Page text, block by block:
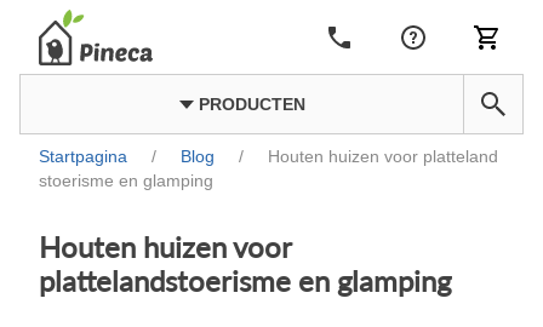
PRODUCTEN
Startpagina / Blog /
Houten huizen voor platteland
stoerisme en glamping
Houten huizen voor
plattelandstoerisme en glamping